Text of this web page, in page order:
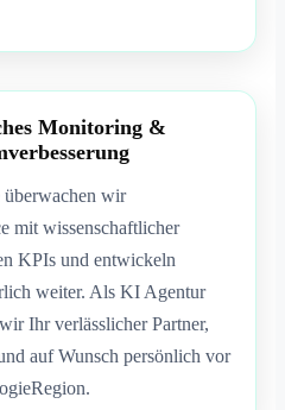
Monitoring &
wir
mit wissenschaftlicher
KPIs und entwickeln
weiter. Als KI Agentur
Ihr verlässlicher Partner,
auf Wunsch persönlich vor